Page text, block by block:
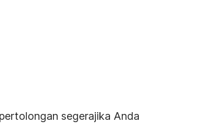
segerajika Anda